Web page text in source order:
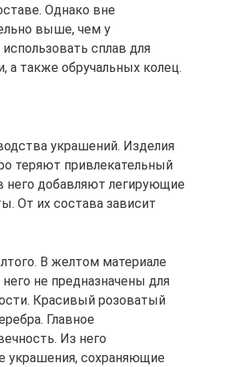
Однако вне
выше, чем у
сплав для
а также обручальных колец.
украшений. Изделия
теряют привлекательный
него добавляют легирующие
От их состава зависит
В желтом материале
не предназначены для
Красивый розоватый
Главное
Из него
сохраняющие